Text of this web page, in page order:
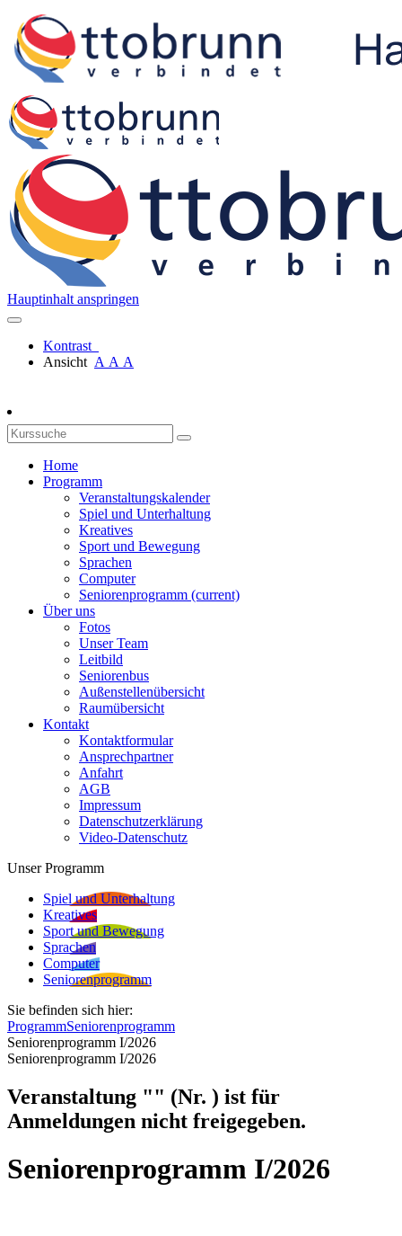
Hauptinhalt anspringen
Kontrast
Ansicht A A A
Home
Programm
Veranstaltungskalender
Spiel und Unterhaltung
Kreatives
Sport und Bewegung
Sprachen
Computer
Seniorenprogramm (current)
Über uns
Fotos
Unser Team
Leitbild
Seniorenbus
Außenstellenübersicht
Raumübersicht
Kontakt
Kontaktformular
Ansprechpartner
Anfahrt
AGB
Impressum
Datenschutzerklärung
Video-Datenschutz
Unser Programm
Spiel und Unterhaltung
Kreatives
Sport und Bewegung
Sprachen
Computer
Seniorenprogramm
Sie befinden sich hier:
ProgrammSeniorenprogramm
Seniorenprogramm I/2026
Seniorenprogramm I/2026
Veranstaltung "" (Nr. ) ist für
Anmeldungen nicht freigegeben.
Seniorenprogramm I/2026